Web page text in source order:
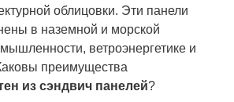
облицовки. Эти панели
в наземной и морской
ветроэнергетике и
преимущества
из сэндвич панелей?